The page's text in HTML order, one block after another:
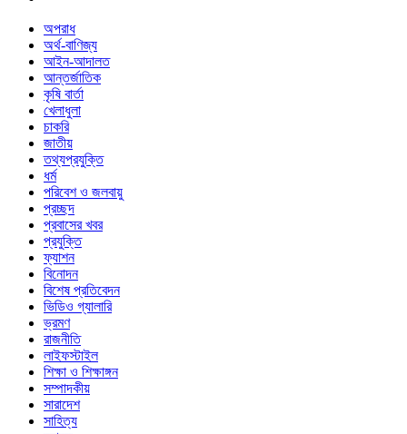
অপরাধ
অর্থ-বাণিজ্য
আইন-আদালত
আন্তর্জাতিক
কৃষি বার্তা
খেলাধুলা
চাকরি
জাতীয়
তথ্যপ্রযুক্তি
ধর্ম
পরিবেশ ও জলবায়ু
প্রচ্ছদ
প্রবাসের খবর
প্রযুক্তি
ফ্যাশন
বিনোদন
বিশেষ প্রতিবেদন
ভিডিও গ্যালারি
ভ্রমণ
রাজনীতি
লাইফস্টাইল
শিক্ষা ও শিক্ষাঙ্গন
সম্পাদকীয়
সারাদেশ
সাহিত্য